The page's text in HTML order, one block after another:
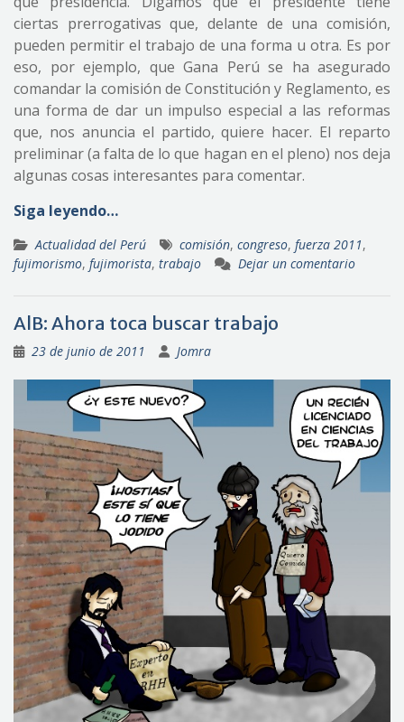
ciertas prerrogativas que, delante de una comisión,
pueden permitir el trabajo de una forma u otra. Es por
eso, por ejemplo, que Gana Perú se ha asegurado
comandar la comisión de Constitución y Reglamento, es
una forma de dar un impulso especial a las reformas
que, nos anuncia el partido, quiere hacer. El reparto
preliminar (a falta de lo que hagan en el pleno) nos deja
algunas cosas interesantes para comentar.
Siga leyendo…
Actualidad del Perú comisión, congreso, fuerza 2011,
fujimorismo, fujimorista, trabajo Dejar un comentario
AlB: Ahora toca buscar trabajo
23 de junio de 2011 Jomra